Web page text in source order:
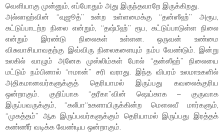
வெளியாகு முன்னும், எப்போதும் அது இருந்தவாறே இருக்கிறது.
அல்லாஹ்வின் “வுஜூத்” உன்ற உள்ளமைக்கு “தன்ஸீஹ்” அரூப,
கட்டுப்பாடற்ற நிலை என்றும், “தஷ்பீஹ்” ரூப, கட்டுப்பாடுள்ள நிலை
என்றும் இரண்டு நிலைகள் உள்ளன. ஒருவன் உண்மை
விசுவாசியாவதற்கு இவ்விரு நிலைகளையும் நம்ப வேண்டும். இன்று
உலகில் வாழும் அனேக முஸ்லிம்கள் போல் “தன்ஸீஹ்” நிலையை
மட்டும் நம்பினால் “ஈமான்” சரி வராது. இந்த விபரம் உலமாஉகளில்
அதிகமானவர்களுக்குத் தெரியாமல் இருப்பது கவலைக்குரிய
ஒன்றாகும். குறிப்பாக “தரீகா”வின் ஷெய்காக – குருவாக
இருப்பவருக்கும், “கலீபா“உகளாயிருக்கின்ற மௌலவீ மார்களும்,
“முகத்தம்” ஆக இருப்பவர்களுக்கும் தெரியாமல் இருப்பது இரத்தக்
கண்ணீர் வடிக்க வேண்டிய ஒன்றாகும்.